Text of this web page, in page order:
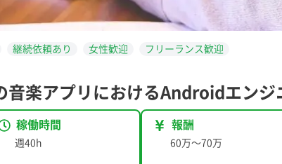
継続依頼あり 女性歓迎 フリーランス歓迎
音楽アプリにおけるAndroidエンジ
稼働時間
週40h
報酬
60万〜70万